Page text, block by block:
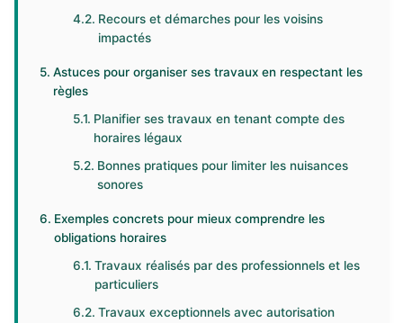
Recours et démarches pour les voisins
impactés
Astuces pour organiser ses travaux en respectant les
règles
Planifier ses travaux en tenant compte des
horaires légaux
Bonnes pratiques pour limiter les nuisances
sonores
Exemples concrets pour mieux comprendre les
obligations horaires
Travaux réalisés par des professionnels et les
particuliers
Travaux exceptionnels avec autorisation